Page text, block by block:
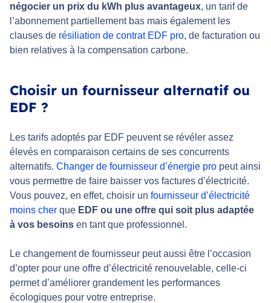
négocier un prix du kWh plus avantageux, un tarif de
l’abonnement partiellement bas mais également les
clauses de résiliation de contrat EDF pro, de facturation ou
bien relatives à la compensation carbone.
Choisir un fournisseur alternatif ou
EDF ?
Les tarifs adoptés par EDF peuvent se révéler assez
élevés en comparaison certains de ses concurrents
alternatifs. Changer de fournisseur d’énergie pro peut ainsi
vous permettre de faire baisser vos factures d’électricité.
Vous pouvez, en effet, choisir un fournisseur d’électricité
moins cher que EDF ou une offre qui soit plus adaptée
à vos besoins en tant que professionnel.
Le changement de fournisseur peut aussi être l’occasion
d’opter pour une offre d’électricité renouvelable, celle-ci
permet d’améliorer grandement les performances
écologiques pour votre entreprise.